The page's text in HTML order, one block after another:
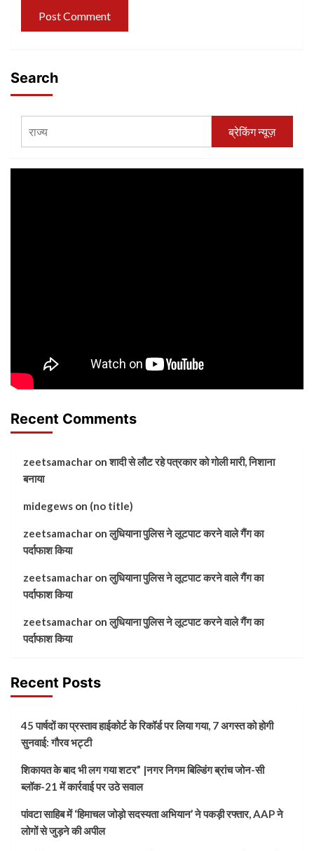
Search
ब्रेकिंग न्यूज़
Recent Comments
zeetsamachar onशादी से लौट रहे पत्रकार को गोली मारी, निशाना
बनाया
midegews on (no title)
zeetsamachar onलुधियाना पुलिस ने लूटपाट करने वाले गैंग का
पर्दाफाश किया
zeetsamachar onलुधियाना पुलिस ने लूटपाट करने वाले गैंग का
पर्दाफाश किया
zeetsamachar onलुधियाना पुलिस ने लूटपाट करने वाले गैंग का
पर्दाफाश किया
Recent Posts
45 पार्षदों का प्रस्ताव हाईकोर्ट के रिकॉर्ड पर लिया गया, 7 अगस्त को होगी
सुनवाई: गौरव भट्टी
शिकायत के बाद भी लग गया शटर” |नगर निगम बिल्डिंग ब्रांच जोन-सी
ब्लॉक-21 में कार्रवाई पर उठे सवाल
पांवटा साहिब में ‘हिमाचल जोड़ो सदस्यता अभियान’ ने पकड़ी रफ्तार, AAP ने
लोगों से जुड़ने की अपील